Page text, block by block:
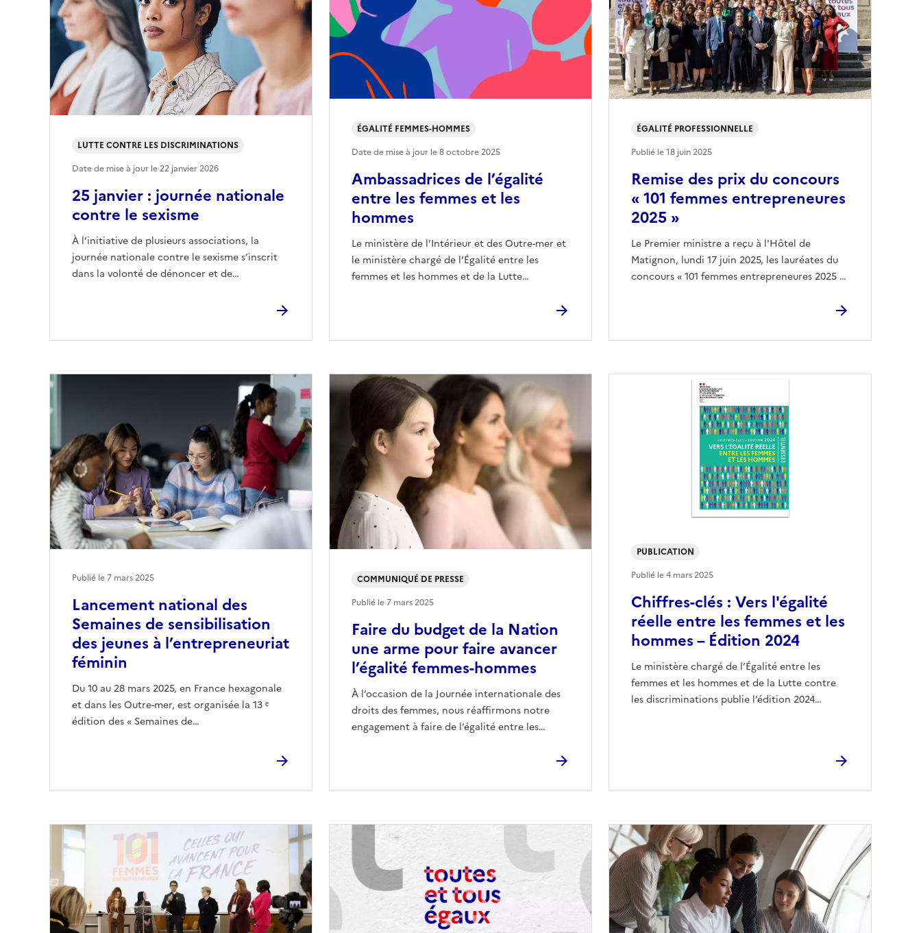
25 janvier : journée nationale
contre le sexisme
À l’initiative de plusieurs associations, la
journée nationale contre le sexisme s’inscrit
dans la volonté de dénoncer et de…
LUTTE CONTRE LES DISCRIMINATIONS
Date de mise à jour le22 janvier 2026
Ambassadrices de l’égalité
entre les femmes et les
hommes
Le ministère de l’Intérieur et des Outre-mer et
le ministère chargé de l’Égalité entre les
femmes et les hommes et de la Lutte…
ÉGALITÉ FEMMES-HOMMES
Date de mise à jour le8 octobre 2025
Remise des prix du concours
« 101 femmes entrepreneures
2025 »
Le Premier ministre a reçu à l'Hôtel de
Matignon, lundi 17 juin 2025, les lauréates du
concours « 101 femmes entrepreneures 2025 …
ÉGALITÉ PROFESSIONNELLE
Publié le18 juin 2025
Lancement national des
Semaines de sensibilisation
des jeunes à l’entrepreneuriat
féminin
Du 10 au 28 mars 2025, en France hexagonale
et dans les Outre-mer, est organisée la 13 ᵉ
édition des « Semaines de…
Publié le7 mars 2025
Faire du budget de la Nation
une arme pour faire avancer
l’égalité femmes-hommes
À l’occasion de la Journée internationale des
droits des femmes, nous réaffirmons notre
engagement à faire de l’égalité entre les…
COMMUNIQUÉ DE PRESSE
Publié le7 mars 2025
Chiffres-clés : Vers l'égalité
réelle entre les femmes et les
hommes – Édition 2024
Le ministère chargé de l’Égalité entre les
femmes et les hommes et de la Lutte contre
les discriminations publie l’édition 2024…
PUBLICATION
Publié le4 mars 2025